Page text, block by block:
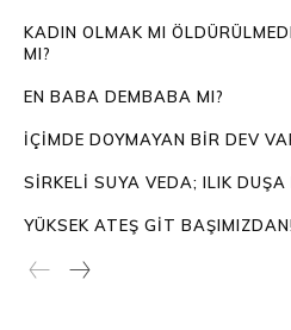
KADIN OLMAK MI
MI?
EN BABA DEMBABA MI?
İÇIMDE DOYMAYAN BIR DEV
SIRKELI SUYA VEDA; ILIK DUŞA
YÜKSEK ATEŞ GIT BAŞIMIZDAN!